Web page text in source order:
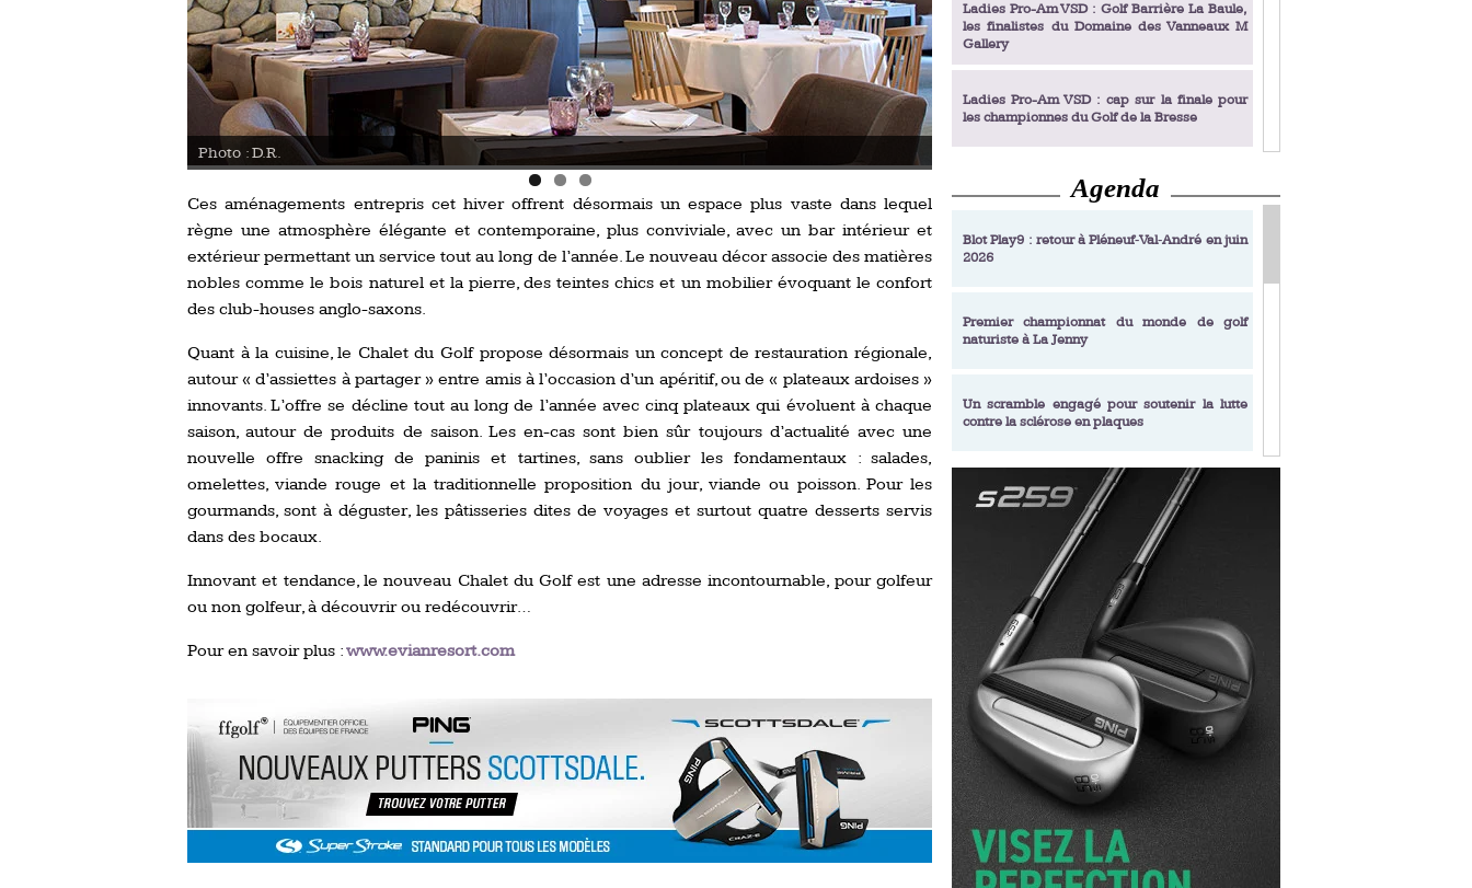
Photo : D.R. Photo : D.R.
Ces aménagements entrepris cet hiver offrent désormais un espace plus vaste dans lequel
règne une atmosphère élégante et contemporaine, plus conviviale, avec un bar intérieur et
extérieur permettant un service tout au long de l’année. Le nouveau décor associe des matières
nobles comme le bois naturel et la pierre, des teintes chics et un mobilier évoquant le confort
des club-houses anglo-saxons.
Quant à la cuisine, le Chalet du Golf propose désormais un concept de restauration régionale,
autour « d’assiettes à partager » entre amis à l’occasion d’un apéritif, ou de « plateaux ardoises »
innovants. L’offre se décline tout au long de l’année avec cinq plateaux qui évoluent à chaque
saison, autour de produits de saison. Les en-cas sont bien sûr toujours d’actualité avec une
nouvelle offre snacking de paninis et tartines, sans oublier les fondamentaux : salades,
omelettes, viande rouge et la traditionnelle proposition du jour, viande ou poisson. Pour les
gourmands, sont à déguster, les pâtisseries dites de voyages et surtout quatre desserts servis
dans des bocaux.
Innovant et tendance, le nouveau Chalet du Golf est une adresse incontournable, pour golfeur
ou non golfeur, à découvrir ou redécouvrir…
Pour en savoir plus :www.evianresort.com
Ladies Pro-Am VSD : Golf Barrière La Baule,
les finalistes du Domaine des Vanneaux M
Gallery
Ladies Pro-Am VSD : cap sur la finale pour
les championnes du Golf de la Bresse
Ladies Pro-Am VSD : Golf du Prieuré, elles
décrochent leur billet pour la finale
Enfin un livre de golf pensé pour les femmes
Ladies Pro-Am VSD : les premières
Académie Golf Barrière Julien Xanthopoulos,
Amundi Evian Championship, de nouvelles
expériences immersives
Tiger Woods se retire du Genesis Invitational
Evian Resort Golf Club : Saison 2 du
Programme Performance
Agenda
Blot Play9 : retour à Pléneuf‑Val‑André en juin
2026
Premier championnat du monde de golf
naturiste à La Jenny
Un scramble engagé pour soutenir la lutte
contre la sclérose en plaques
Resonance Golf Collection : Lacoste Golf
Series & Trophée Écologie, deux circuits
amateurs en 10 étapes
Royal Air Maroc Golf & Padel Cup : le nouvel
event sport et networking
LPGA Tour 2026 : une saison record pour le
golf féminin
Ladies European Tour 2026 : une saison
historique sur cinq continents
Debout en Bouts prolonge la Fashion Week à
Roland-Garros